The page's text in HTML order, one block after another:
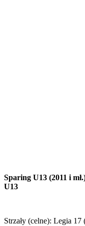
Sparing U13 (2011 i
U13
Strzały (celne): Legia 17